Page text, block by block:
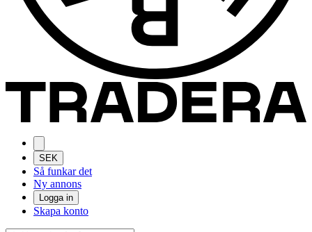
SEK
Så funkar det
Ny annons
Logga in
Skapa konto